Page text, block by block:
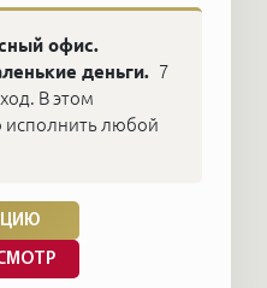
офис.
деньги. 7
В этом
исполнить любой